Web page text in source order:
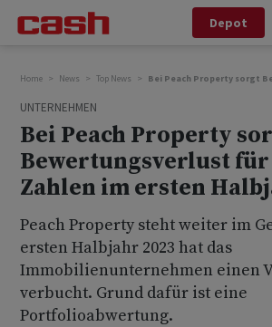
Depot
Home News Top News Bei Peach Property sorgt
UNTERNEHMEN
Bei Peach Property
Bewertungsverlust
Zahlen im ersten
Peach Property steht weiter im
ersten Halbjahr 2023 hat das
Immobilienunternehmen einen
verbucht. Grund dafür ist eine
Portfolioabwertung.